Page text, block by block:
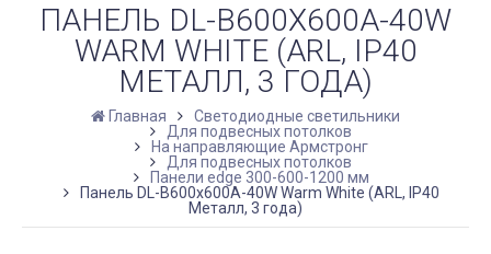
ПАНЕЛЬ DL-B600X600A-40W
WARM WHITE (ARL, IP40
МЕТАЛЛ, 3 ГОДА)
Главная
Светодиодные светильники
Для подвесных потолков
На направляющие Армстронг
Для подвесных потолков
Панели edge 300-600-1200 мм
Панель DL-B600x600A-40W Warm White (ARL, IP40
Металл, 3 года)